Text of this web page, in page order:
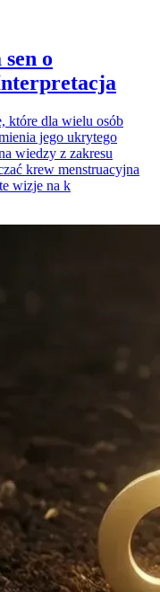
o
które dla wielu osób
jego ukrytego
wiedzy z zakresu
krew menstruacyjna
wizje na k